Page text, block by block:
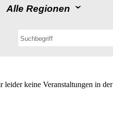
AlleRegionen